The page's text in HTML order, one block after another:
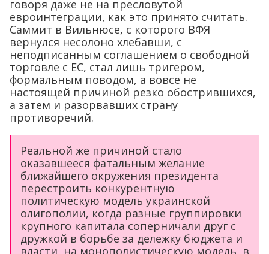
говоря даже не на пресловутой
евроинтеграции, как это принято считать.
Саммит в Вильнюсе, с которого ВФЯ
вернулся несолоно хлебавши, с
неподписанным соглашением о свободной
торговле с ЕС, стал лишь тригером,
формальным поводом, а вовсе не
настоящей причиной резко обострившихся,
а затем и разорвавших страну
противоречий.
Реальной же причиной стало
оказавшееся фатальным желание
ближайшего окружения президента
перестроить конкурентную
политическую модель украинской
олигополии, когда разные группировки
крупного капитала соперничали друг с
дружкой в борьбе за дележку бюджета и
власти, на монополистическую модель, в